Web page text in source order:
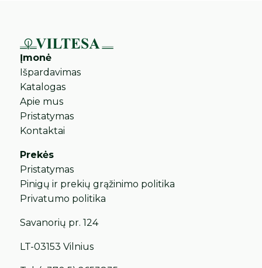
Įmonė
Išpardavimas
Katalogas
Apie mus
Pristatymas
Kontaktai
Prekės
Pristatymas
Pinigų ir prekių grąžinimo politika
Privatumo politika
Savanorių pr. 124
LT-03153 Vilnius